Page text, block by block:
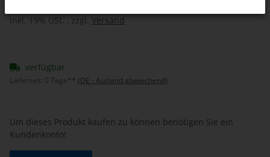
inkl. 19% USt. , zzgl. Versand
verfügbar
Lieferzeit: 0 Tage** (DE - Ausland abweichend)
Um dieses Produkt kaufen zu können benötigen Sie ein
Kundenkonto!